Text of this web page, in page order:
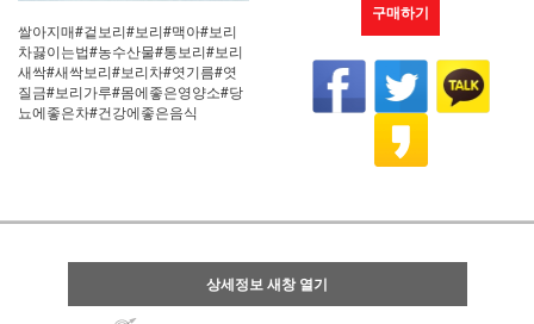
쌀아지매#겉보리#보리#맥아#보리
차끓이는법#농수산물#통보리#보리
새싹#새싹보리#보리차#엿기름#엿
질금#보리가루#몸에좋은영양소#당
뇨에좋은차#건강에좋은음식
구매하기
상세정보 새창 열기